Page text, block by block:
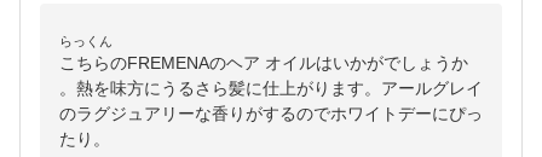
らっくん
こちらのFREMENAのヘア オイルはいかがでしょうか
。熱を味方にうるさら髪に仕上がります。アールグレイ
のラグジュアリーな香りがするのでホワイトデーにぴっ
たり。